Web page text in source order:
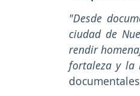
"Desde
ciudad de
rendir
fortaleza y la